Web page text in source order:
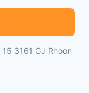
3161 GJ Rhoon